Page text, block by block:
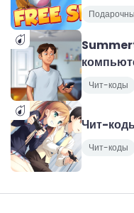
Чит-коды
Чит-
Чит-коды